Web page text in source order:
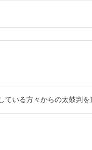
いる方々からの太鼓判